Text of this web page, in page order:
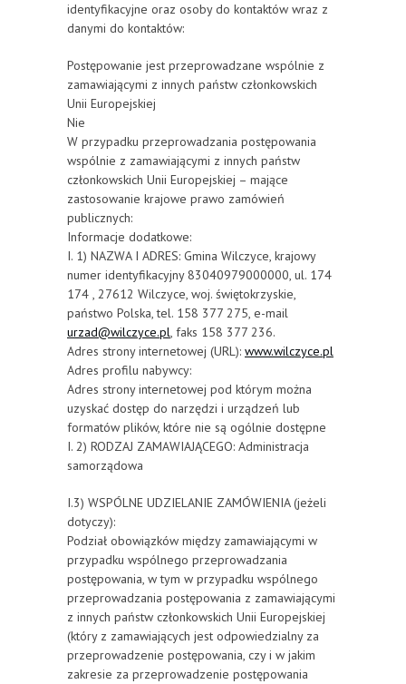
identyfikacyjne oraz osoby do kontaktów wraz z
danymi do kontaktów:
Postępowanie jest przeprowadzane wspólnie z
zamawiającymi z innych państw członkowskich
Unii Europejskiej
Nie
W przypadku przeprowadzania postępowania
wspólnie z zamawiającymi z innych państw
członkowskich Unii Europejskiej – mające
zastosowanie krajowe prawo zamówień
publicznych:
Informacje dodatkowe:
I. 1) NAZWA I ADRES: Gmina Wilczyce, krajowy
numer identyfikacyjny 83040979000000, ul. 174
174 , 27612 Wilczyce, woj. świętokrzyskie,
państwo Polska, tel. 158 377 275, e-mail
urzad@wilczyce.pl, faks 158 377 236.
Adres strony internetowej (URL): www.wilczyce.pl
Adres profilu nabywcy:
Adres strony internetowej pod którym można
uzyskać dostęp do narzędzi i urządzeń lub
formatów plików, które nie są ogólnie dostępne
I. 2) RODZAJ ZAMAWIAJĄCEGO: Administracja
samorządowa
I.3) WSPÓLNE UDZIELANIE ZAMÓWIENIA (jeżeli
dotyczy):
Podział obowiązków między zamawiającymi w
przypadku wspólnego przeprowadzania
postępowania, w tym w przypadku wspólnego
przeprowadzania postępowania z zamawiającymi
z innych państw członkowskich Unii Europejskiej
(który z zamawiających jest odpowiedzialny za
przeprowadzenie postępowania, czy i w jakim
zakresie za przeprowadzenie postępowania